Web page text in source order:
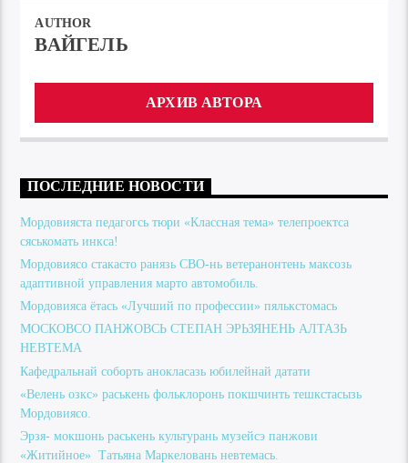
AUTHOR
ВАЙГЕЛЬ
АРХИВ АВТОРА
ПОСЛЕДНИЕ НОВОСТИ
Мордовияста педагогсь тюри «Классная тема» телепроектса
сяськомать инкса!
Мордовиясо стакасто ранязь СВО-нь ветеранонтень максозь
адаптивной управления марто автомобиль.
Мордовияса ётась «Лучший по профессии» пялькстомась
МОСКОВСО ПАНЖОВСЬ СТЕПАН ЭРЬЗЯНЕНЬ АЛТАЗЬ
НЕВТЕМА
Кафедральнай соборть анокласазь юбилейнай датати
«Велень озкс» раськень фольклоронь покшчинть тешкстасызь
Мордовиясо.
Эрзя- мокшонь раськень культурань музейсэ панжови
«Житийное» Татьяна Маркеловань невтемась.